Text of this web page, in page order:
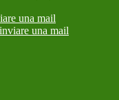
una mail
una mail